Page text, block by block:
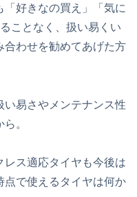
好きなの買え」「気に
ことなく、扱い易くい
合わせを勧めてあげた方
易さやメンテナンス性
。
レス適応タイヤも今後は
点で使えるタイヤは何か